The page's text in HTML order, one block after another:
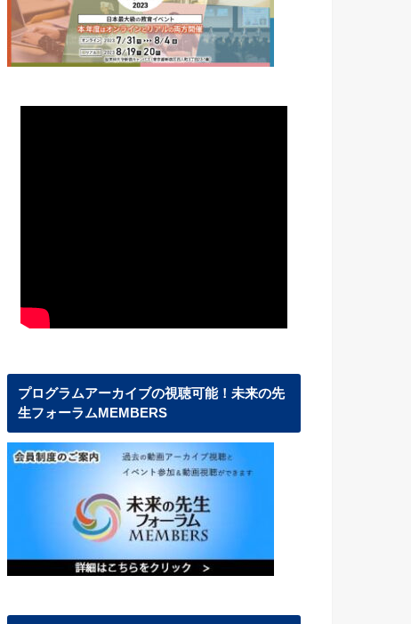
プログラムアーカイブの視聴可能！未来の先
生フォーラムMEMBERS